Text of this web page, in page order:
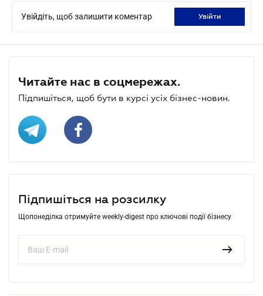
Увійдіть, щоб залишити коментар увійти
Читайте нас в соцмережах.
Підпишіться, щоб бути в курсі усіх бізнес-новин.
Підпишіться на розсилку
Щопонеділка отримуйте weekly-digest про ключові події бізнесу